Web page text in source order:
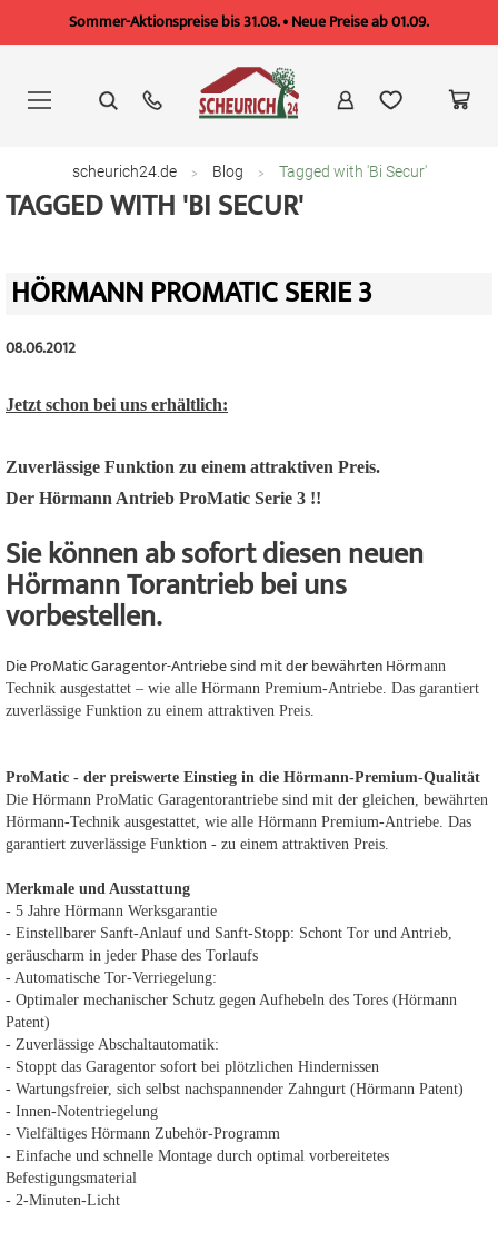
Sommer-Aktionspreise bis 31.08. • Neue Preise ab 01.09.
springen
scheurich24.de Blog Tagged with 'Bi Secur'
TAGGED WITH 'BI SECUR'
HÖRMANN PROMATIC SERIE 3
08.06.2012
Jetzt schon bei uns erhältlich:
Zuverlässige Funktion zu einem attraktiven Preis.
Der Hörmann Antrieb ProMatic Serie 3 !!
Sie können ab sofort diesen neuen
Hörmann Torantrieb bei uns
vorbestellen.
Die ProMatic Garagentor-Antriebe sind mit der bewährten Hörmann
Technik ausgestattet – wie alle Hörmann Premium-Antriebe. Das garantiert
zuverlässige Funktion zu einem attraktiven Preis.
ProMatic - der preiswerte Einstieg in die Hörmann-Premium-Qualität
Die Hörmann ProMatic Garagentorantriebe sind mit der gleichen, bewährten
Hörmann-Technik ausgestattet, wie alle Hörmann Premium-Antriebe. Das
garantiert zuverlässige Funktion - zu einem attraktiven Preis.
Merkmale und Ausstattung
- 5 Jahre Hörmann Werksgarantie
- Einstellbarer Sanft-Anlauf und Sanft-Stopp: Schont Tor und Antrieb,
geräuscharm in jeder Phase des Torlaufs
- Automatische Tor-Verriegelung:
- Optimaler mechanischer Schutz gegen Aufhebeln des Tores (Hörmann
Patent)
- Zuverlässige Abschaltautomatik:
- Stoppt das Garagentor sofort bei plötzlichen Hindernissen
- Wartungsfreier, sich selbst nachspannender Zahngurt (Hörmann Patent)
- Innen-Notentriegelung
- Vielfältiges Hörmann Zubehör-Programm
- Einfache und schnelle Montage durch optimal vorbereitetes
Befestigungsmaterial
- 2-Minuten-Licht